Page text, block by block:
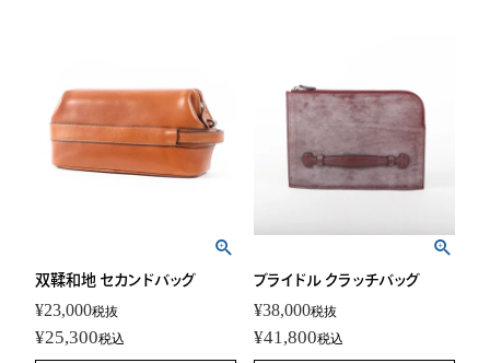
双鞣和地 セカンドバッグ
¥23,000税抜
¥25,300税込
ブライドル クラッチバッグ
¥38,000税抜
¥41,800税込